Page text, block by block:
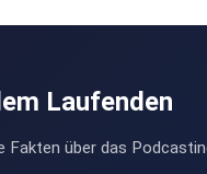
Laufenden
über das